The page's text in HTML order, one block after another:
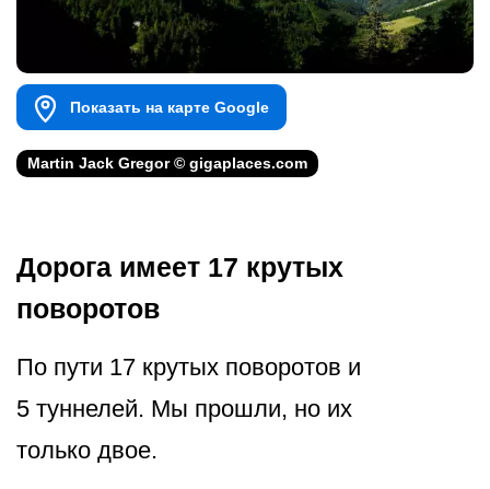
Показать на карте Google
Martin Jack Gregor © gigaplaces.com
Дорога имеет 17 крутых
поворотов
По пути 17 крутых поворотов и
5 туннелей. Мы прошли, но их
только двое.